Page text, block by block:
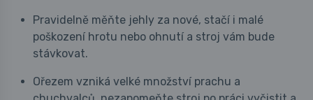
Pravidelně měňte jehly za nové, stačí i malé
poškození hrotu nebo ohnutí a stroj vám bude
stávkovat.
Ořezem vzniká velké množství prachu a